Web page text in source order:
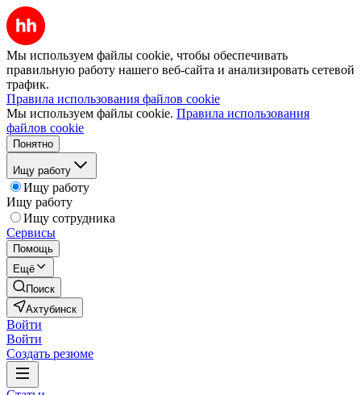
Мы используем файлы cookie, чтобы обеспечивать
правильную работу нашего веб-сайта и анализировать сетевой
трафик.
Правила использования файлов cookie
Мы используем файлы cookie. Правила использования
файлов cookie
Понятно
Ищу работу
Ищу работу
Ищу работу
Ищу сотрудника
Сервисы
Помощь
Ещё
Поиск
Ахтубинск
Войти
Войти
Создать резюме